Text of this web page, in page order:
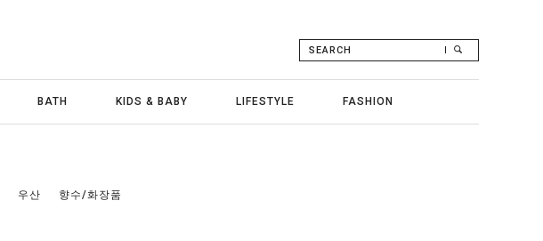
SEARCH
BATH KIDS & BABY LIFESTYLE FASHION
우산 향수/화장품